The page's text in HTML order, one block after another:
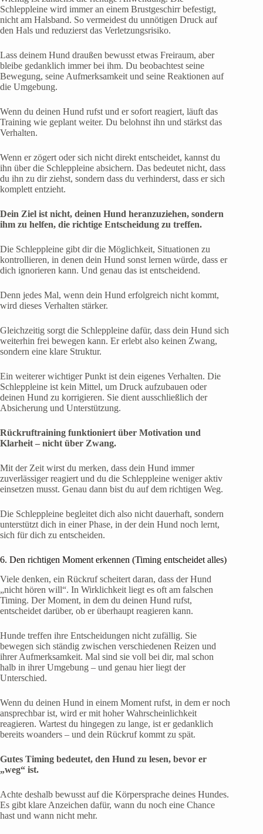
Schleppleine wird immer an einem Brustgeschirr befestigt,
nicht am Halsband. So vermeidest du unnötigen Druck auf
den Hals und reduzierst das Verletzungsrisiko.
Lass deinem Hund draußen bewusst etwas Freiraum, aber
bleibe gedanklich immer bei ihm. Du beobachtest seine
Bewegung, seine Aufmerksamkeit und seine Reaktionen auf
die Umgebung.
Wenn du deinen Hund rufst und er sofort reagiert, läuft das
Training wie geplant weiter. Du belohnst ihn und stärkst das
Verhalten.
Wenn er zögert oder sich nicht direkt entscheidet, kannst du
ihn über die Schleppleine absichern. Das bedeutet nicht, dass
du ihn zu dir ziehst, sondern dass du verhinderst, dass er sich
komplett entzieht.
Dein Ziel ist nicht, deinen Hund heranzuziehen, sondern
ihm zu helfen, die richtige Entscheidung zu treffen.
Die Schleppleine gibt dir die Möglichkeit, Situationen zu
kontrollieren, in denen dein Hund sonst lernen würde, dass er
dich ignorieren kann. Und genau das ist entscheidend.
Denn jedes Mal, wenn dein Hund erfolgreich nicht kommt,
wird dieses Verhalten stärker.
Gleichzeitig sorgt die Schleppleine dafür, dass dein Hund sich
weiterhin frei bewegen kann. Er erlebt also keinen Zwang,
sondern eine klare Struktur.
Ein weiterer wichtiger Punkt ist dein eigenes Verhalten. Die
Schleppleine ist kein Mittel, um Druck aufzubauen oder
deinen Hund zu korrigieren. Sie dient ausschließlich der
Absicherung und Unterstützung.
Rückruftraining funktioniert über Motivation und
Klarheit – nicht über Zwang.
Mit der Zeit wirst du merken, dass dein Hund immer
zuverlässiger reagiert und du die Schleppleine weniger aktiv
einsetzen musst. Genau dann bist du auf dem richtigen Weg.
Die Schleppleine begleitet dich also nicht dauerhaft, sondern
unterstützt dich in einer Phase, in der dein Hund noch lernt,
sich für dich zu entscheiden.
6. Den richtigen Moment erkennen (Timing entscheidet alles)
Viele denken, ein Rückruf scheitert daran, dass der Hund
„nicht hören will“. In Wirklichkeit liegt es oft am falschen
Timing. Der Moment, in dem du deinen Hund rufst,
entscheidet darüber, ob er überhaupt reagieren kann.
Hunde treffen ihre Entscheidungen nicht zufällig. Sie
bewegen sich ständig zwischen verschiedenen Reizen und
ihrer Aufmerksamkeit. Mal sind sie voll bei dir, mal schon
halb in ihrer Umgebung – und genau hier liegt der
Unterschied.
Wenn du deinen Hund in einem Moment rufst, in dem er noch
ansprechbar ist, wird er mit hoher Wahrscheinlichkeit
reagieren. Wartest du hingegen zu lange, ist er gedanklich
bereits woanders – und dein Rückruf kommt zu spät.
Gutes Timing bedeutet, den Hund zu lesen, bevor er
„weg“ ist.
Achte deshalb bewusst auf die Körpersprache deines Hundes.
Es gibt klare Anzeichen dafür, wann du noch eine Chance
hast und wann nicht mehr.